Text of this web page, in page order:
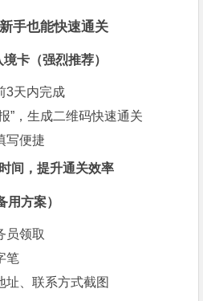
手也能快速通关
卡（强烈推荐）
3天内完成
”，生成二维码快速通关
写便捷
间，提升通关效率
方案）
员领取
笔
址、联系方式截图